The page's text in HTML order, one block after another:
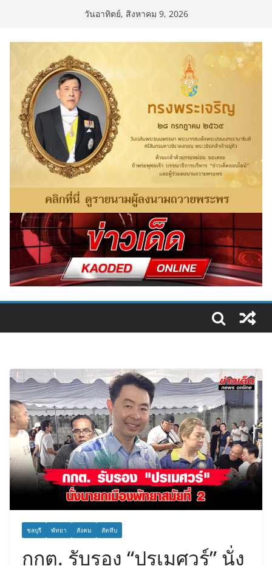
content
วันอาทิตย์, สิงหาคม 9, 2026
ชลบุรี พัทยา สังคม สัตหีบ
กกต. รับรอง “ปรเมศวร์” นั่ง